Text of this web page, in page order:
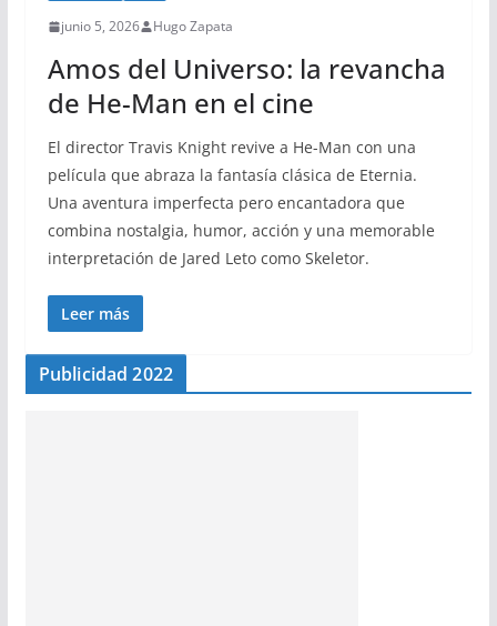
junio 5, 2026 Hugo Zapata
Amos del Universo: la revancha
de He-Man en el cine
El director Travis Knight revive a He-Man con una
película que abraza la fantasía clásica de Eternia.
Una aventura imperfecta pero encantadora que
combina nostalgia, humor, acción y una memorable
interpretación de Jared Leto como Skeletor.
Leer más
Publicidad 2022